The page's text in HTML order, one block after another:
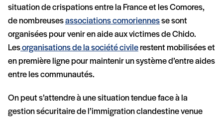
situation de crispations entre la France et les Comores,
de nombreusesassociations comoriennesse sont
organisées pour venir en aide aux victimes de Chido.
Lesorganisations de la société civile restent mobilisées et
en première ligne pour maintenir un système d’entre aides
entre les communautés.
On peut s’attendre à une situation tendue face à la
gestion sécuritaire de l’immigration clandestine venue